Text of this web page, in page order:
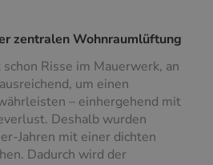
zentralen Wohnraumlüftung
Risse im Mauerwerk, an
um einen
– einhergehend mit
Deshalb wurden
Jahren mit einer dichten
Dadurch wird der